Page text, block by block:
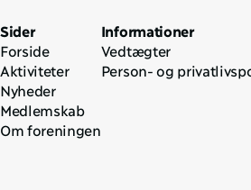
Sider
Forside
Aktiviteter
Nyheder
Medlemskab
Om foreningen
Informationer
Vedtægter
Person- og